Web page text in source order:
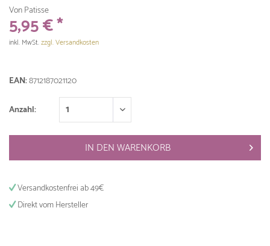
Von Patisse
5,95 € *
inkl. MwSt.zzgl. Versandkosten
EAN:8712187021120
Anzahl:
IN DENWARENKORB
Versandkostenfrei ab 49€
Direkt vom Hersteller